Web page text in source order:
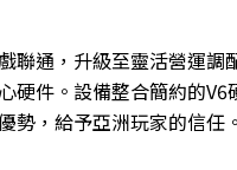
聯通，升級至靈活營運
硬件。設備整合簡約的
勢，給予亞洲玩家的信任